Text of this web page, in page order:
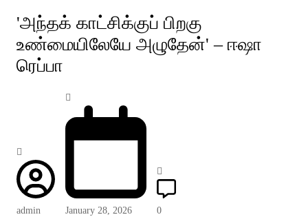
'அந்தக் காட்சிக்குப் பிறகு
உண்மையிலேயே அழுதேன்' – ஈஷா
ரெப்பா
admin January 28, 2026 0